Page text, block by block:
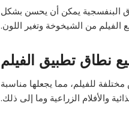
البنفسجية يمكن أن يحسن بشكل
من الشيخوخة وتغير اللون.
نطاق تطبيق الفيلم
للفيلم، مما يجعلها مناسبة
والأفلام الزراعية وما إلى ذلك.